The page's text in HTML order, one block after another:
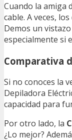
Cuando la amiga
cable. A veces,
Demos un
especialmente si
Comparativa
Si no conoces la
Depiladora
capacidad para
Por otro lado, la
¿Lo mejor?